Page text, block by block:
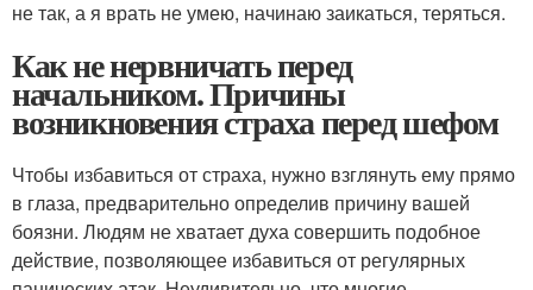
не так, а я врать не умею, начинаю заикаться, теряться.
Как не нервничать перед
начальником. Причины
возникновения страха перед шефом
Чтобы избавиться от страха, нужно взглянуть ему прямо
в глаза, предварительно определив причину вашей
боязни. Людям не хватает духа совершить подобное
действие, позволяющее избавиться от регулярных